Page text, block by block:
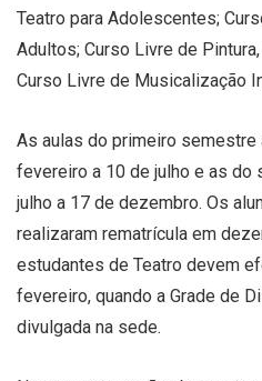
Teatro para Adolescentes;
Adultos; Curso Livre de
Curso Livre de Musicalização
As aulas do primeiro semestre
fevereiro a 10 de julho e as do
julho a 17 de dezembro. Os
realizaram rematrícula em
estudantes de Teatro devem
fevereiro, quando a Grade de
divulgada na sede.